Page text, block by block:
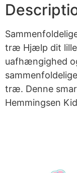
træ Hjælp dit lille
uafhængighed
træ. Denne
Hemmingsen